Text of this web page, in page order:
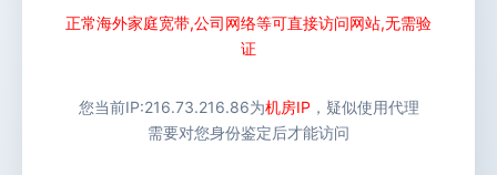
正常海外家庭宽带,公司网络等可直接访问网站,无需验
证
您当前IP:216.73.216.86为机房IP ，疑似使用代理
需要对您身份鉴定后才能访问